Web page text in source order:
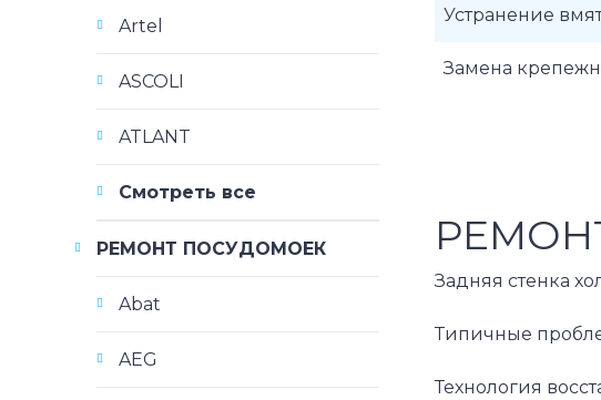
Устранение
Замена
Задняя стенка
Типичные
Технология
Artel
ASCOLI
ATLANT
Смотреть все
РЕМОНТ ПОСУДОМОЕК
Abat
AEG